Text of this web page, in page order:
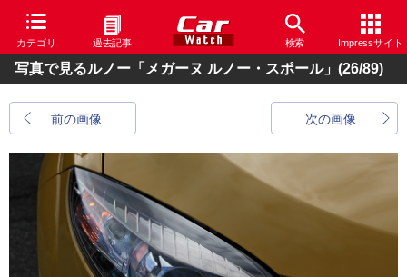
カテゴリ 過去記事 検索 Impressサイト
写真で見るルノー「メガーヌ ルノー・スポール」 (26/89)
前の画像 次の画像